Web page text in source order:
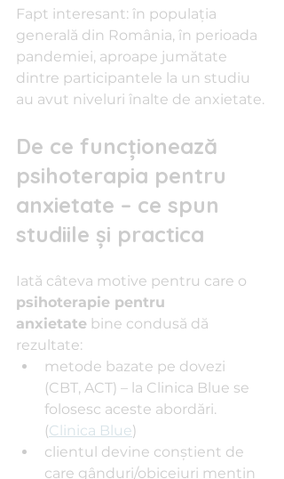
Fapt interesant: în populaţia
generală din România, în perioada
pandemiei, aproape jumătate
dintre participantele la un studiu
au avut niveluri înalte de anxietate.
De ce funcţionează
psihoterapia pentru
anxietate – ce spun
studiile şi practica
Iată câteva motive pentru care o
psihoterapie pentru
anxietate bine condusă dă
rezultate:
metode bazate pe dovezi
(CBT, ACT) – la Clinica Blue se
folosesc aceste abordări.
(Clinica Blue)
clientul devine conştient de
care gânduri/obiceiuri menţin